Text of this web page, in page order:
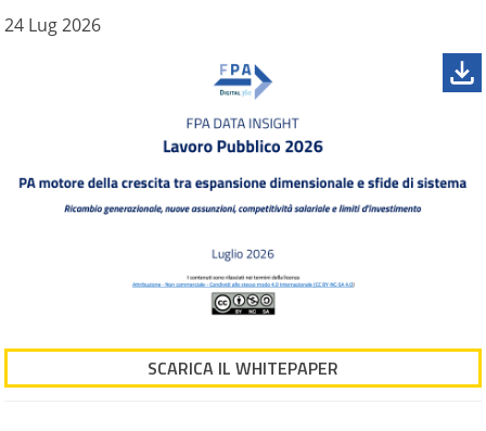
24 Lug 2026
SCARICA IL WHITEPAPER